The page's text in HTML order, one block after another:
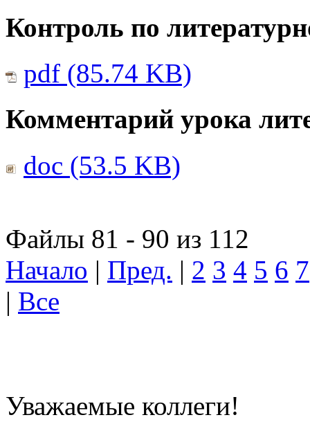
Контроль по
pdf (85.74 KB)
Комментарий урока
doc (53.5 KB)
Файлы 81 - 90 из 112
Начало | Пред. | 2 3 4 5 6 7
| Все
Уважаемые коллеги!